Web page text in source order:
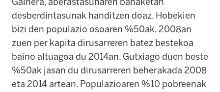
desberdintasunak handitzen doaz. Hobekien
bizi den populazio osoaren %50ak, 2008an
zuen per kapita dirusarreren batez bestekoa
baino altuagoa du 2014an. Gutxiago duen beste
%50ak jasan du dirusarreren beherakada 2008
eta 2014 artean. Populazioaren %10 pobreenak